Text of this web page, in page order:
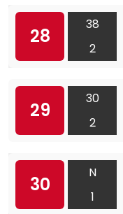
28
38
2
29
30
2
30
N
1